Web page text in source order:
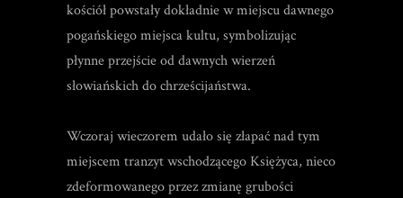
kościół powstały dokładnie w miejscu dawnego
pogańskiego miejsca kultu, symbolizując
płynne przejście od dawnych wierzeń
słowiańskich do chrześcijaństwa.
Wczoraj wieczorem udało się złapać nad tym
miejscem tranzyt wschodzącego Księżyca, nieco
zdeformowanego przez zmianę grubości